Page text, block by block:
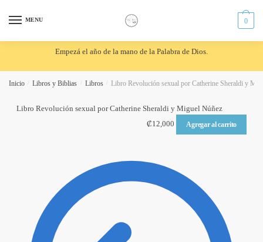
MENU 0
Empezá el año de la mano de la Palabra de Dios.
Inicio Libros y Biblias Libros Libro Revolución sexual por Catherine Sheraldi y
Libro Revolución sexual por Catherine Sheraldi y Miguel Núñez
₡12,000 Agregar al carrito